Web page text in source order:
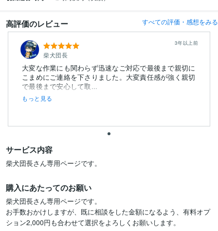
高評価のレビュー すべての評価・感想をみる
柴犬団長
3年以上前
大変な作業にも関わらず迅速なご対応で最後まで親切に
こまめにご連絡を下さりました。大変責任感が強く親切
で最後まで安心して取...
もっと見る
サービス内容
柴犬団長さん専用ページです。
購入にあたってのお願い
柴犬団長さん専用ページです。
お手数おかけしますが、既に相談をした金額になるよう、有料オプ
ション2,000円も合わせて選択をよろしくお願いします。